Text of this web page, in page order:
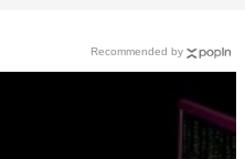
Recommended by